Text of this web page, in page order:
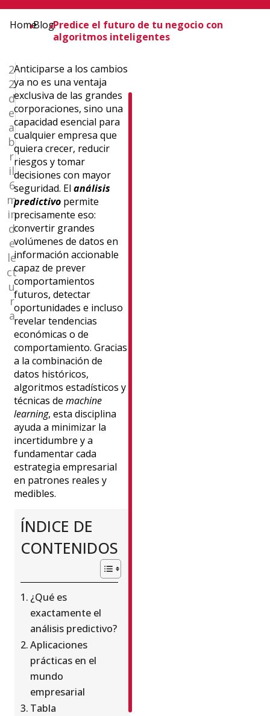
HomeBlogPredice el futuro de tu negocio con
algoritmos inteligentes
2
2
d
e
a
b
r
il
6
m
in
d
e
le
ct
u
r
a
Anticiparse a los cambios
ya no es una ventaja
exclusiva de las grandes
corporaciones, sino una
capacidad esencial para
cualquier empresa que
quiera crecer, reducir
riesgos y tomar
decisiones con mayor
seguridad. Elanálisis
predictivo permite
precisamente eso:
convertir grandes
volúmenes de datos en
información accionable
capaz de prever
comportamientos
futuros, detectar
oportunidades e incluso
revelar tendencias
económicas o de
comportamiento.Gracias
a la combinación de
datos históricos,
algoritmos estadísticos y
técnicas demachine
learning, esta disciplina
ayuda a minimizar la
incertidumbre y a
fundamentar cada
estrategia empresarial
en patrones reales y
medibles.
ÍNDICE DE
CONTENIDOS
¿Qué es
exactamente el
análisis predictivo?
Aplicaciones
prácticas en el
mundo
empresarial
Tabla